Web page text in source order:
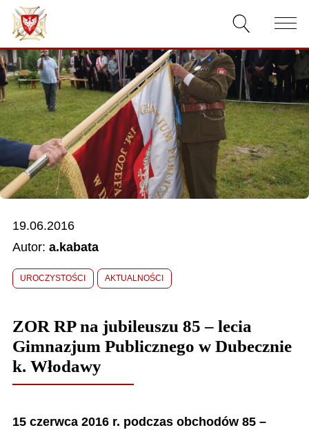
AKTUALNOŚCI
O ZWIĄZKU
DOKUMENTY
WŁADZE
RELACJE FILMOWE
KONKURSY
19.06.2016
Autor: a.kabata
UROCZYSTOŚCI AKTUALNOŚCI
ZOR RP na jubileuszu 85 – lecia
Gimnazjum Publicznego w Dubecznie
k. Włodawy
15 czerwca 2016 r. podczas obchodów 85 –